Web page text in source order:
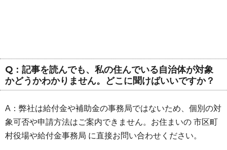
Q：記事を読んでも、私の住んでいる自治体が対象
かどうかわかりません。どこに聞けばいいですか？
A：弊社は給付金や補助金の事務局ではないため、個別の対
象可否や申請方法はご案内できません。お住まいの 市区町
村役場や給付金事務局 に直接お問い合わせください。